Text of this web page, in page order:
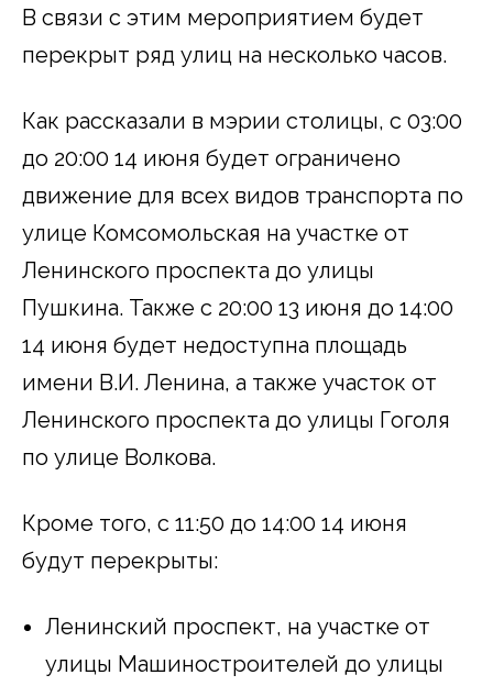
В связи с этим мероприятием будет
перекрыт ряд улиц на несколько часов.
Как рассказали в мэрии столицы, с 03:00
до 20:00 14 июня будет ограничено
движение для всех видов транспорта по
улице Комсомольская на участке от
Ленинского проспекта до улицы
Пушкина. Также с 20:00 13 июня до 14:00
14 июня будет недоступна площадь
имени В.И. Ленина, а также участок от
Ленинского проспекта до улицы Гоголя
по улице Волкова.
Кроме того, с 11:50 до 14:00 14 июня
будут перекрыты:
Ленинский проспект, на участке от
улицы Машиностроителей до улицы